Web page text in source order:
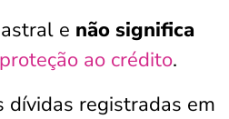
e não significa
ao crédito.
dívidas registradas em